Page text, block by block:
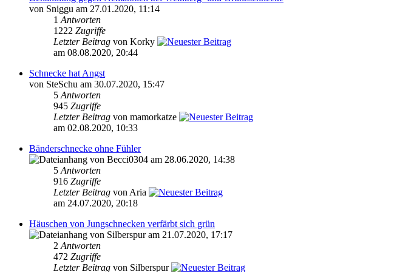
von Sniggu am 27.01.2020, 11:14
1 Antworten
1222 Zugriffe
Letzter Beitrag von Korky
am 08.08.2020, 20:44
Schnecke hat Angst
von SteSchu am 30.07.2020, 15:47
5 Antworten
945 Zugriffe
Letzter Beitrag von mamorkatze
am 02.08.2020, 10:33
Bänderschnecke ohne Fühler
von Becci0304 am 28.06.2020, 14:38
5 Antworten
916 Zugriffe
Letzter Beitrag von Aria
am 24.07.2020, 20:18
Häuschen von Jungschnecken verfärbt sich grün
von Silberspur am 21.07.2020, 17:17
2 Antworten
472 Zugriffe
Letzter Beitrag von Silberspur